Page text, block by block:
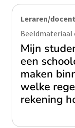
Leraren/
Mijn
een
maken
welke
rekening